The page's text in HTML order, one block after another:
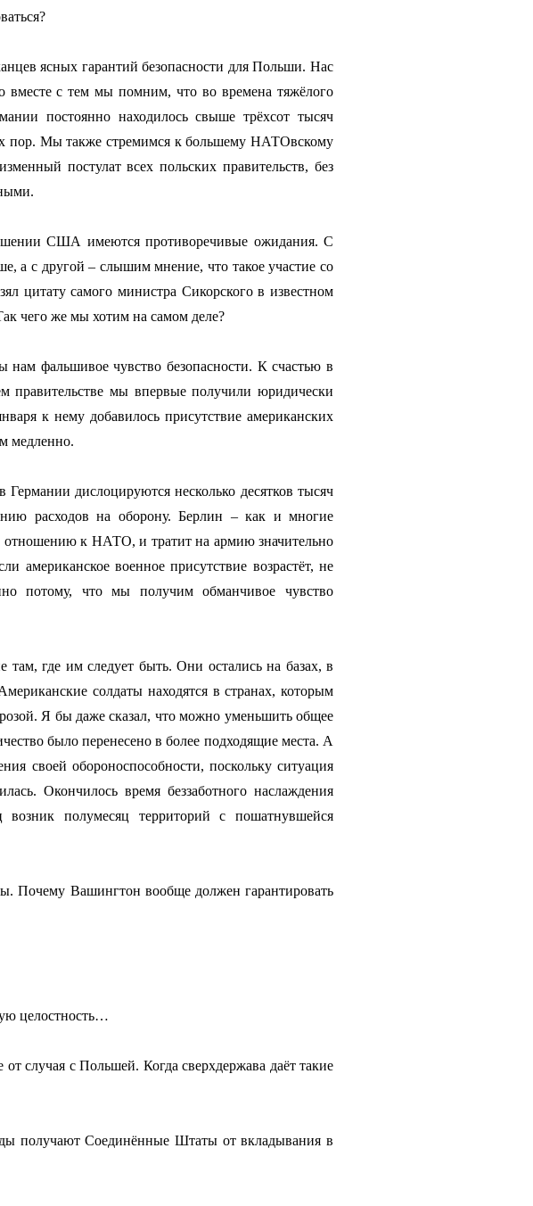
ясных гарантий безопасности для Польши. Нас
вместе с тем мы помним, что во времена тяжёлого
постоянно находилось свыше трёхсот тысяч
пор. Мы также стремимся к большему НАТОвскому
постулат всех польских правительств, без
США имеются противоречивые ожидания. С
а с другой – слышим мнение, что такое участие со
цитату самого министра Сикорского в известном
чего же мы хотим на самом деле?
фальшивое чувство безопасности. К счастью в
мы впервые получили юридически
к нему добавилось присутствие американских
медленно.
дислоцируются несколько десятков тысяч
расходов на оборону. Берлин – как и многие
отношению к НАТО, и тратит на армию значительно
военное присутствие возрастёт, не
потому, что мы получим обманчивое чувство
где им следует быть. Они остались на базах, в
солдаты находятся в странах, которым
Я бы даже сказал, что можно уменьшить общее
было перенесено в более подходящие места. А
своей обороноспособности, поскольку ситуация
Окончилось время беззаботного наслаждения
полумесяц территорий с пошатнувшейся
Почему Вашингтон вообще должен гарантировать
целостность…
случая с Польшей. Когда сверхдержава даёт такие
получают Соединённые Штаты от вкладывания в